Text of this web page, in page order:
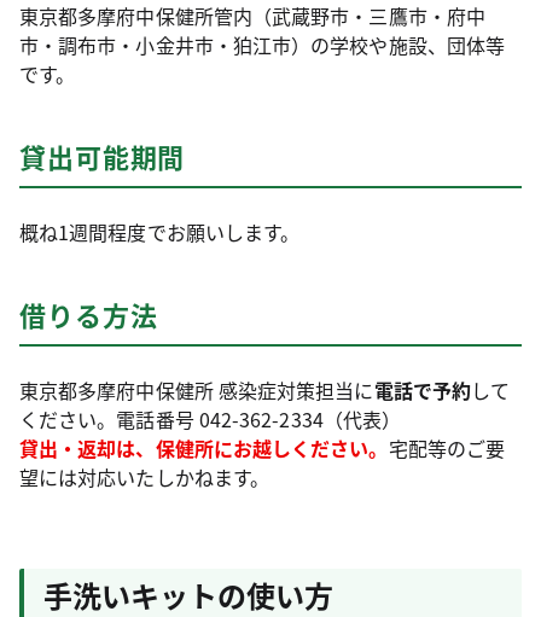
東京都多摩府中保健所管内（武蔵野市・三鷹市・府中
市・調布市・小金井市・狛江市）の学校や施設、団体等
です。
貸出可能期間
概ね1週間程度でお願いします。
借りる方法
東京都多摩府中保健所 感染症対策担当に電話で予約して
ください。電話番号 042-362-2334（代表）
貸出・返却は、保健所にお越しください。 宅配等のご要
望には対応いたしかねます。
手洗いキットの使い方